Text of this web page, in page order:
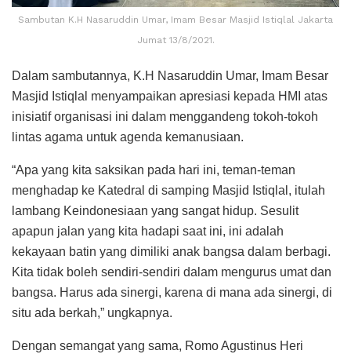
Sambutan K.H Nasaruddin Umar, Imam Besar Masjid Istiqlal Jakarta
Jumat 13/8/2021.
Dalam sambutannya, K.H Nasaruddin Umar, Imam Besar
Masjid Istiqlal menyampaikan apresiasi kepada HMI atas
inisiatif organisasi ini dalam menggandeng tokoh-tokoh
lintas agama untuk agenda kemanusiaan.
“Apa yang kita saksikan pada hari ini, teman-teman
menghadap ke Katedral di samping Masjid Istiqlal, itulah
lambang Keindonesiaan yang sangat hidup. Sesulit
apapun jalan yang kita hadapi saat ini, ini adalah
kekayaan batin yang dimiliki anak bangsa dalam berbagi.
Kita tidak boleh sendiri-sendiri dalam mengurus umat dan
bangsa. Harus ada sinergi, karena di mana ada sinergi, di
situ ada berkah,” ungkapnya.
Dengan semangat yang sama, Romo Agustinus Heri